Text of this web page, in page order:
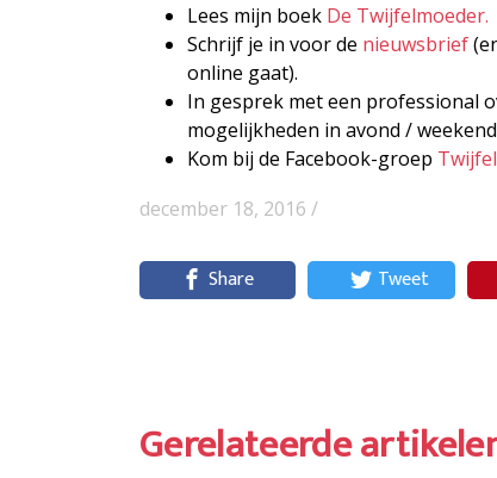
Lees mijn boek De Twijfelmoeder.
Schrijf je in voor de nieuwsbrief
online gaat).
In gesprek met een professional
mogelijkheden in avond /
Kom bij de Facebook-groep
december 18, 2016 /
Share Tweet
Gerelateerde